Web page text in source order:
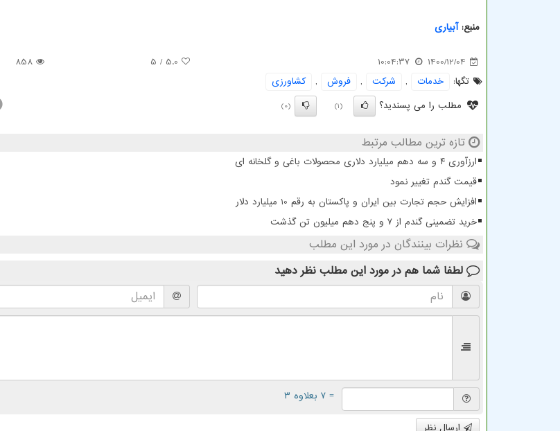
منبع:آبیاری
1400/12/04
10:04:37
5.0
/ 5
858
تگها:
خدمات , شركت , فروش ,
كشاورزی
مطلب را می پسندید؟
(1)
(0)
تازه ترین مطالب مرتبط
ارزآوری ۴ و سه دهم میلیارد دلاری محصولات باغی و گلخانه ای
قیمت گندم تغییر نمود
افزایش حجم تجارت بین ایران و پاکستان به رقم 10 میلیارد دلار
خرید تضمینی گندم از ۷ و پنج دهم میلیون تن گذشت
نظرات بینندگان در مورد این مطلب
لطفا شما هم در مورد این مطلب نظر دهید
= ۷ بعلاوه ۳
ارسال نظر